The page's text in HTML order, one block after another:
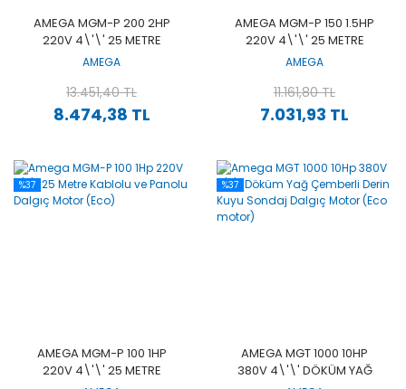
AMEGA MGM-P 200 2HP
220V 4\'\' 25 METRE
KABLOLU VE PANOLU
AMEGA
8.474,38 TL
13.451,40 TL
AMEGA MGM-P 150 1.5HP
220V 4\'\' 25 METRE
KABLOLU VE PANOLU
AMEGA
7.031,93 TL
11.161,80 TL
%37
AMEGA MGM-P 100 1HP
220V 4\'\' 25 METRE
%37
AMEGA MGT 1000 10HP
380V 4\'\' DÖKÜM YAĞ